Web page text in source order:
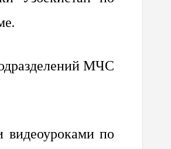
МЧС
видеоуроками по